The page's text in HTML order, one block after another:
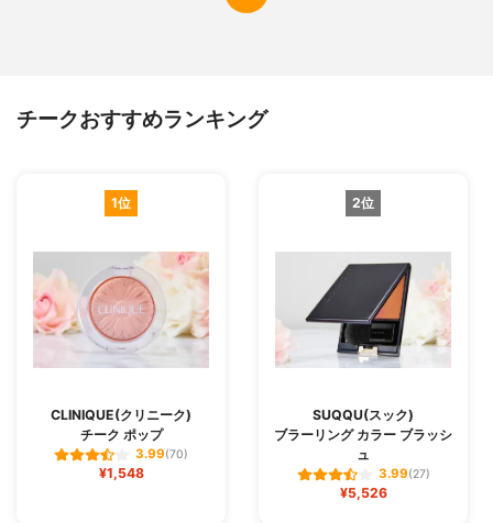
チークおすすめランキング
1位
CLINIQUE(クリニーク)
チーク ポップ
3.99(70)
¥1,548
2位
SUQQU(スック)
ブラーリング カラー ブラッシ
ュ
3.99(27)
¥5,526